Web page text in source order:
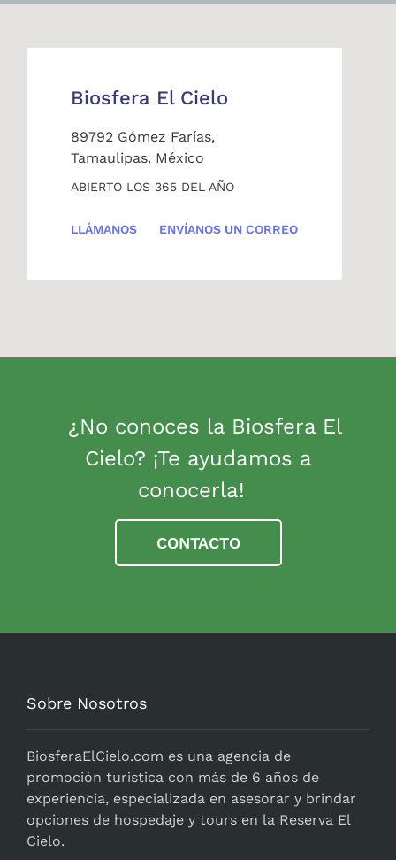
Biosfera El Cielo
89792 Gómez Farías,
Tamaulipas. México
ABIERTO LOS 365 DEL AÑO
LLÁMANOS ENVÍANOS UN CORREO
¿No conoces la Biosfera El
Cielo? ¡Te ayudamos a
conocerla!
CONTACTO
Sobre Nosotros
BiosferaElCielo.com es una agencia de
promoción turistica con más de 6 años de
experiencia, especializada en asesorar y brindar
opciones de hospedaje y tours en la Reserva El
Cielo.